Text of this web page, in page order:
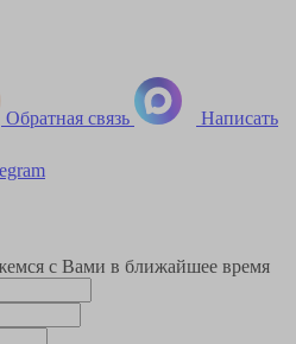
Обратная связь Написать
с Вами в ближайшее время